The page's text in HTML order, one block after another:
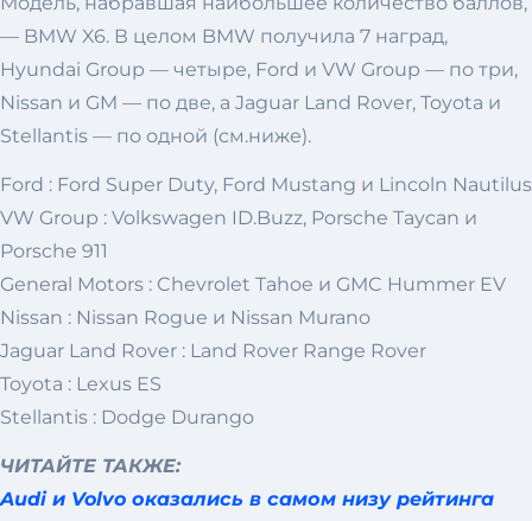
— BMW X6. В целом BMW получила 7 наград,
Hyundai Group — четыре, Ford и VW Group — по три,
Nissan и GM — по две, а Jaguar Land Rover, Toyota и
Stellantis — по одной (см.ниже).
Ford : Ford Super Duty, Ford Mustang и Lincoln Nautilus
VW Group : Volkswagen ID.Buzz, Porsche Taycan и
Porsche 911
General Motors : Chevrolet Tahoe и GMC Hummer EV
Nissan : Nissan Rogue и Nissan Murano
Jaguar Land Rover : Land Rover Range Rover
Toyota : Lexus ES
Stellantis : Dodge Durango
ЧИТАЙТЕ ТАКЖЕ:
Audi и Volvo оказались в самом низу рейтинга